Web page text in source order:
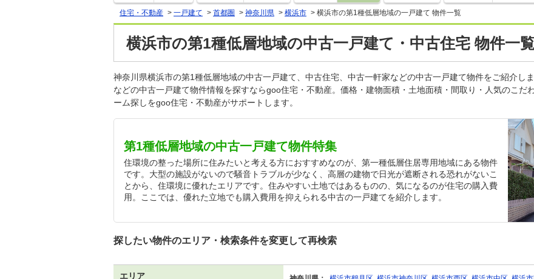
住宅・不動産 > 一戸建て > 首都圏 > 神奈川県 > 横浜市 > 横浜市の第1種低層地域の一戸建て 物件一覧
横浜市の第1種低層地域の中古一戸建て・中古住宅 物件一
神奈川県横浜市の第1種低層地域の中古一戸建て、中古住宅、中古一軒家などの中古一戸建て物件をご紹介し
などの中古一戸建て物件情報を探すならgoo住宅・不動産。価格・建物面積・土地面積・間取り・人気のこだ
ーム探しをgoo住宅・不動産がサポートします。
第1種低層地域の中古一戸建て物件特集
住環境の整った場所に住みたいと考える方におすすめなのが、第一種低層住居専用地域にある物件
です。大型の施設がないので騒音トラブルが少なく、高層の建物で日光が遮断される恐れがないこ
とから、住環境に優れたエリアです。住みやすい土地ではあるものの、気になるのが住宅の購入費
用。ここでは、優れた立地でも購入費用を抑えられる中古の一戸建てを紹介します。
探したい物件のエリア・検索条件を変更して再検索
エリア